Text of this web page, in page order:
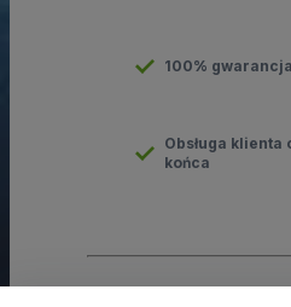
100%
Obsługa klienta
końca